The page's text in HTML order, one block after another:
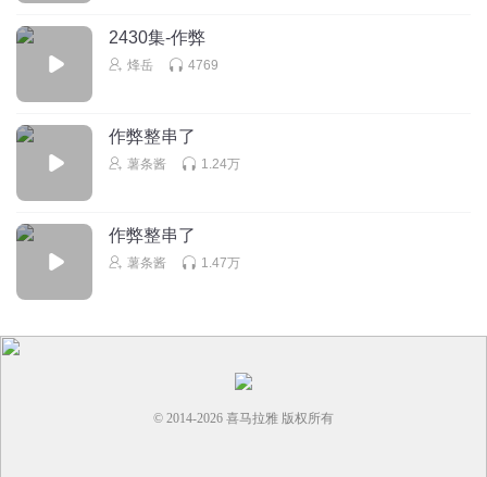
2430集-作弊
烽岳 4769
作弊整串了
薯条酱 1.24万
作弊整串了
薯条酱 1.47万
© 2014-2026 喜马拉雅 版权所有